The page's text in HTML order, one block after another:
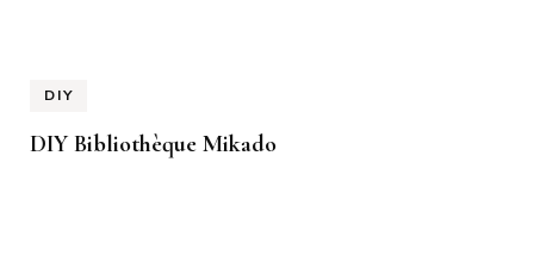
DIY
DIY Bibliothèque Mikado